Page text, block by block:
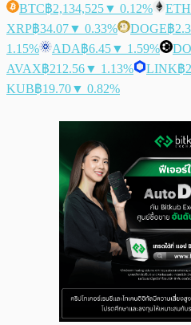
BTC฿2,134,525▼ 0.12% ETH
XRP฿34.07▼ 0.33% DOGE฿
1.15%
ADA฿6.45▼ 1.59%
AVAX฿212.56▼ 1.13% LINK฿
KUB฿19.70▼ 0.82%